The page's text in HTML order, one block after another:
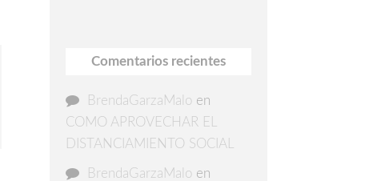
Comentarios recientes
BrendaGarzaMalo en
COMO APROVECHAR EL
DISTANCIAMIENTO SOCIAL
BrendaGarzaMalo en